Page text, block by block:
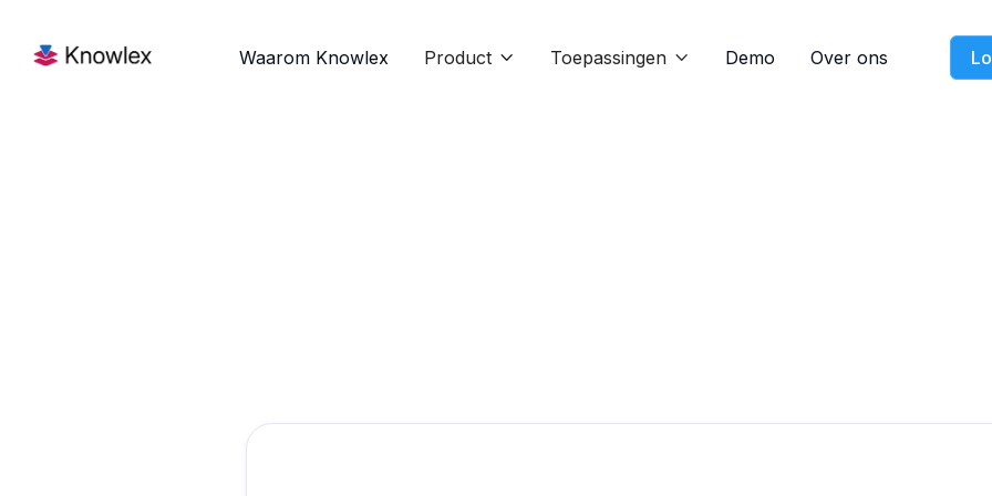
Waarom Knowlex Product  Toepassingen  Demo Over ons